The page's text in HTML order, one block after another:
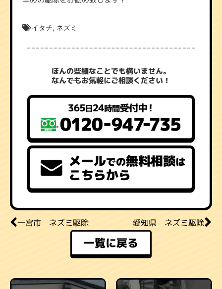
イタチ, ネズミ
ほんの些細なことでも構いません。
なんでもお気軽にご相談ください！
一宮市 ネズミ駆除 愛知県 ネズミ駆除
一覧に戻る